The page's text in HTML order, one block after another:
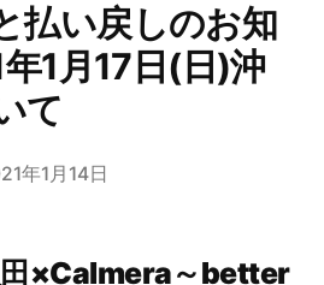
払い戻しのお知
1月17日(日)沖
て
年1月14日
×Calmera～better